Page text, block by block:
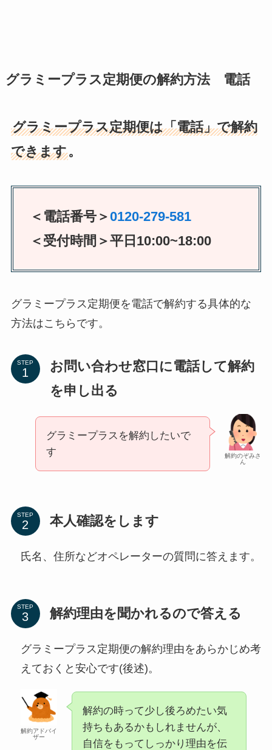
グラミープラス定期便の解約方法 電話
グラミープラス定期便は「電話」で解約
できます。
＜電話番号＞0120-279-581
＜受付時間＞平日10:00~18:00
グラミープラス定期便を電話で解約する具体的な
方法はこちらです。
STEP
お問い合わせ窓口に電話して解約
を申し出る
解約のぞみさ
ん
グラミープラスを解約したいで
す
STEP 本人確認をします
氏名、住所などオペレーターの質問に答えます。
STEP 解約理由を聞かれるので答える
グラミープラス定期便の解約理由をあらかじめ考
えておくと安心です(後述)。
解約アドバイ
ザー
解約の時って少し後ろめたい気
持ちもあるかもしれませんが、
自信をもってしっかり理由を伝